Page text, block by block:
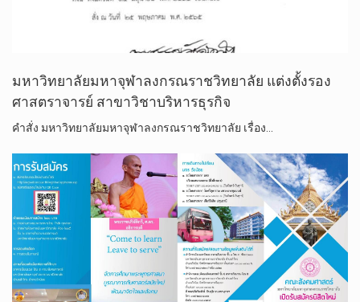
มหา​วิทยาลัย​มหา​จุฬา​ลง​ก​รณ​ราช​วิทยาลัย​ แต่งตั้ง​รอง
ศาสตราจารย์​ สาขาวิชาบริหารธุรกิจ
คำสั่ง​ มหา​วิทยาลัย​มหา​จุฬา​ลง​ก​รณ​ราช​วิทยาลัย​ เรื่อง​…